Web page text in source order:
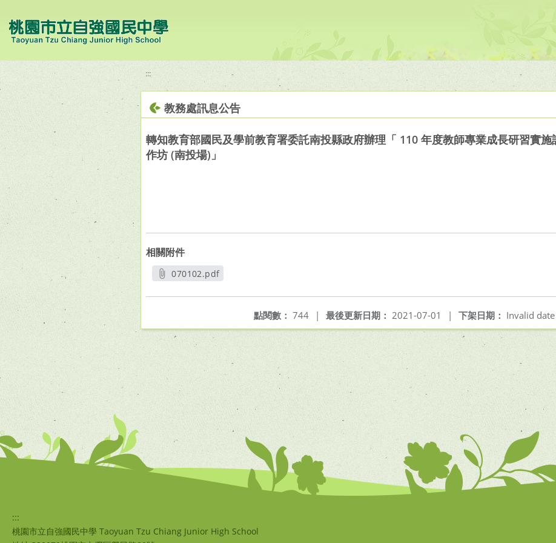
:::
教務處訊息公告
轉知教育部國民及學前教育署委託南投縣政府辦理「 110 年度教師專業成長研習實
作坊 (南投場)」
相關附件
070102.pdf
下架日期： Invalid date
最後更新日期： 2021-07-01 |
點閱數： 744 |
:::
桃園市立自強國民中學 Taoyuan Tzu Chiang Junior High School